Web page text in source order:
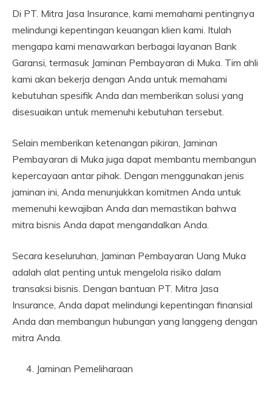
Di PT. Mitra Jasa Insurance, kami memahami pentingnya
melindungi kepentingan keuangan klien kami. Itulah
mengapa kami menawarkan berbagai layanan Bank
Garansi, termasuk Jaminan Pembayaran di Muka. Tim ahli
kami akan bekerja dengan Anda untuk memahami
kebutuhan spesifik Anda dan memberikan solusi yang
disesuaikan untuk memenuhi kebutuhan tersebut.
Selain memberikan ketenangan pikiran, Jaminan
Pembayaran di Muka juga dapat membantu membangun
kepercayaan antar pihak. Dengan menggunakan jenis
jaminan ini, Anda menunjukkan komitmen Anda untuk
memenuhi kewajiban Anda dan memastikan bahwa
mitra bisnis Anda dapat mengandalkan Anda.
Secara keseluruhan, Jaminan Pembayaran Uang Muka
adalah alat penting untuk mengelola risiko dalam
transaksi bisnis. Dengan bantuan PT. Mitra Jasa
Insurance, Anda dapat melindungi kepentingan finansial
Anda dan membangun hubungan yang langgeng dengan
mitra Anda.
Jaminan Pemeliharaan